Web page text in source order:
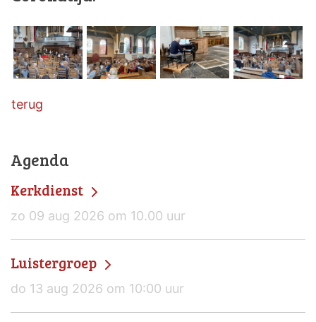
terug
Agenda
Kerkdienst
zo 09 aug 2026 om 10.00 uur
Luistergroep
do 13 aug 2026 om 10:00 uur